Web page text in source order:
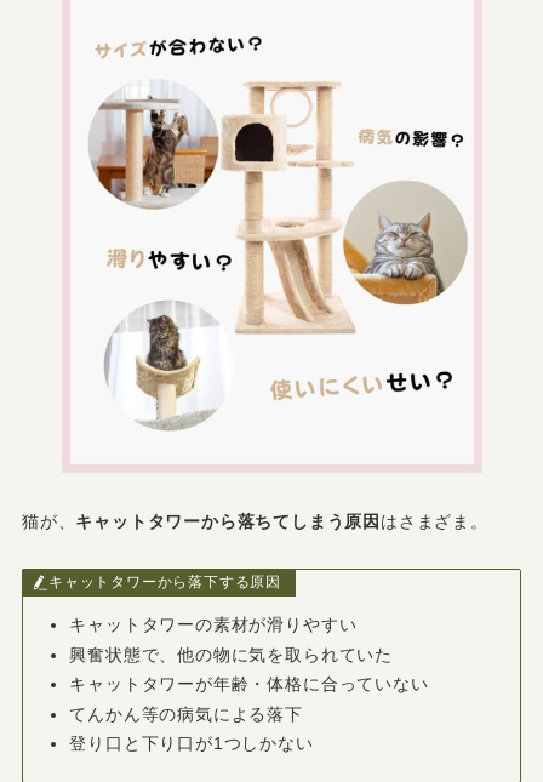
猫が、 キャットタワーから落ちてしまう原因 はさまざま。
キャットタワーから落下する原因
キャットタワーの素材が滑りやすい
興奮状態で、他の物に気を取られていた
キャットタワーが年齢・体格に合っていない
てんかん等の病気による落下
登り口と下り口が1つしかない